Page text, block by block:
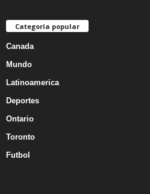
Categoría popular
Canada
Mundo
Latinoamerica
Deportes
Ontario
Toronto
Futbol